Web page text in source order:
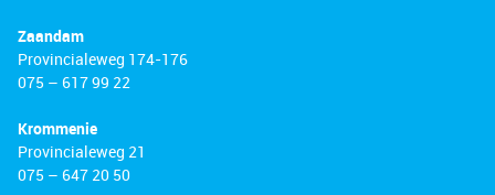
Zaandam
Provincialeweg 174-176
075 – 617 99 22
Krommenie
Provincialeweg 21
075 – 647 20 50